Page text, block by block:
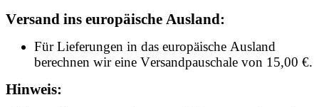
Versand ins europäische Ausland:
Für Lieferungen in das europäische Ausland
berechnen wir eine Versandpauschale von 15,00 €.
Hinweis: